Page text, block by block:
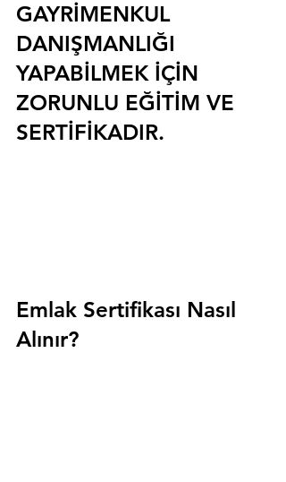
GAYRİMENKUL
DANIŞMANLIĞI
YAPABİLMEK İÇİN
ZORUNLU EĞİTİM VE
SERTİFİKADIR.
Emlak Sertifikası Nasıl
Alınır?